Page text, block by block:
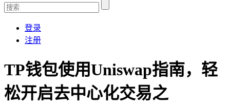
登录
注册
TP钱包使用Uniswap指南，轻
松开启去中心化交易之